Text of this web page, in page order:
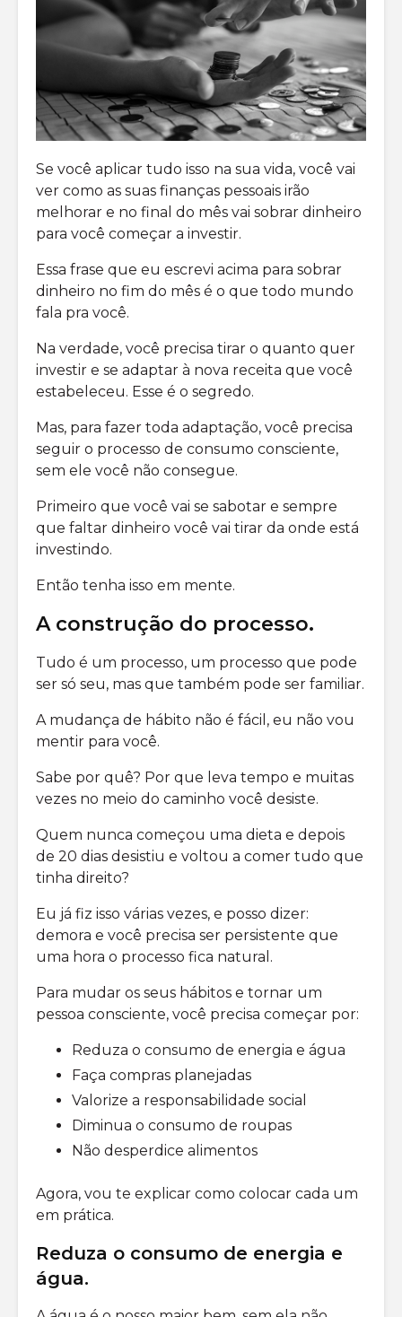
Se você aplicar tudo isso na sua vida, você vai
ver como as suas finanças pessoais irão
melhorar e no final do mês vai sobrar dinheiro
para você começar a investir.
Essa frase que eu escrevi acima para sobrar
dinheiro no fim do mês é o que todo mundo
fala pra você.
Na verdade, você precisa tirar o quanto quer
investir e se adaptar à nova receita que você
estabeleceu. Esse é o segredo.
Mas, para fazer toda adaptação, você precisa
seguir o processo de consumo consciente,
sem ele você não consegue.
Primeiro que você vai se sabotar e sempre
que faltar dinheiro você vai tirar da onde está
investindo.
Então tenha isso em mente.
A construção do processo.
Tudo é um processo, um processo que pode
ser só seu, mas que também pode ser familiar.
A mudança de hábito não é fácil, eu não vou
mentir para você.
Sabe por quê? Por que leva tempo e muitas
vezes no meio do caminho você desiste.
Quem nunca começou uma dieta e depois
de 20 dias desistiu e voltou a comer tudo que
tinha direito?
Eu já fiz isso várias vezes, e posso dizer:
demora e você precisa ser persistente que
uma hora o processo fica natural.
Para mudar os seus hábitos e tornar um
pessoa consciente, você precisa começar por:
Reduza o consumo de energia e água
Faça compras planejadas
Valorize a responsabilidade social
Diminua o consumo de roupas
Não desperdice alimentos
Agora, vou te explicar como colocar cada um
em prática.
Reduza o consumo de energia e
água.